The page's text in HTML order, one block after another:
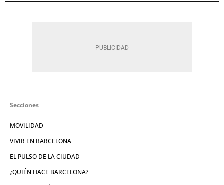
Secciones
MOVILIDAD
VIVIR EN BARCELONA
EL PULSO DE LA CIUDAD
¿QUIÉN HACE BARCELONA?